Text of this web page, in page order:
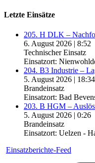
Letzte Einsätze
205. H DLK –
6. August 2026 | 8:52
Technischer Einsatz
Einsatzort:
204. B3 Industrie –
5. August 2026 | 18:34
Brandeinsatz
Einsatzort: Bad
203. B HGM –
5. August 2026 | 0:26
Brandeinsatz
Einsatzort: Uelzen -
Einsatzberichte-Feed